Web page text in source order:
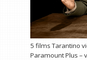
5 films Tarantino
Paramount Plus –